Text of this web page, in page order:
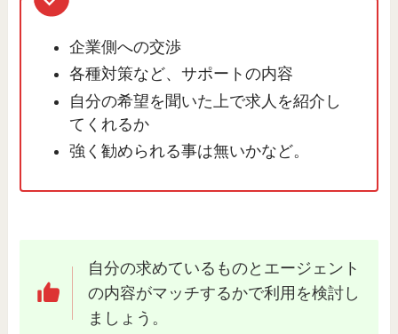
企業側への交渉
各種対策など、サポートの内容
自分の希望を聞いた上で求人を紹介し
てくれるか
強く勧められる事は無いかなど。
自分の求めているものとエージェント
の内容がマッチするかで利用を検討し
ましょう。